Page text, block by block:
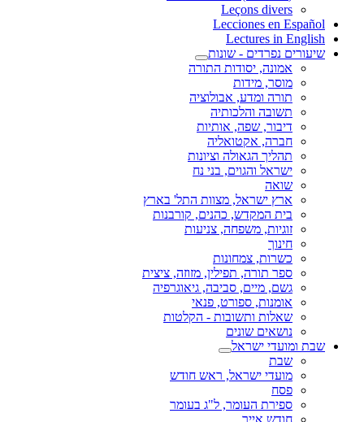
Leçons divers
Lecciones en Español
Lectures in English
שיעורים נפרדים - שונות
אמונה, יסודות התורה
מוסר, מידות
תורה ומדע, אבולוציה
תשובה והלכותיה
דיבור, שפה, אותיות
חברה, אקטואליה
תהליך הגאולה וציונות
ישראל והגוים, בני נח
שואה
ארץ ישראל, מצוות התל' בארץ
בית המקדש, כהנים, קורבנות
זוגיות, משפחה, צניעות
חינוך
כשרות, צמחונות
ספר תורה, תפילין, מזוזה, ציצית
גשם, מיים, סביבה, גיאוגרפיה
אומנות, ספורט, פנאי
שאלות ותשובות - הקלטות
נושאים שונים
שבת ומועדי ישראל
שבת
מועדי ישראל, ראש חודש
פסח
ספירת העומר, ל"ג בעומר